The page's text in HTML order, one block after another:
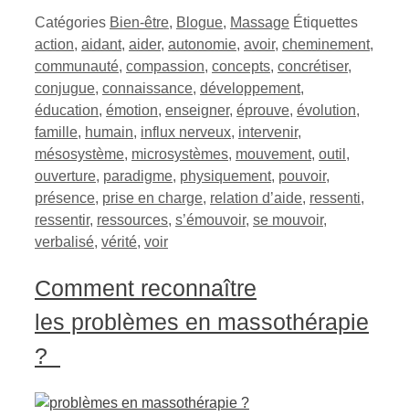
Catégories Bien-être, Blogue, Massage Étiquettes
action, aidant, aider, autonomie, avoir, cheminement,
communauté, compassion, concepts, concrétiser,
conjugue, connaissance, développement,
éducation, émotion, enseigner, éprouve, évolution,
famille, humain, influx nerveux, intervenir,
mésosystème, microsystèmes, mouvement, outil ,
ouverture, paradigme, physiquement, pouvoir,
présence, prise en charge, relation d’aide, ressenti,
ressentir, ressources, s’émouvoir, se mouvoir,
verbalisé, vérité, voir
Comment reconnaître
les problèmes en massothérapie
?